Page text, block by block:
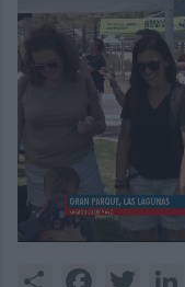
Share FacebookTwitter